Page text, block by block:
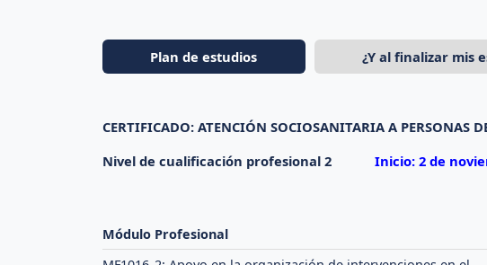
Plan de estudios ¿Y al finalizar mis
CERTIFICADO: ATENCIÓN SOCIOSANITARIA A PERSONAS
Nivel de cualificación profesional 2 Inicio: 2 de
Módulo Profesional